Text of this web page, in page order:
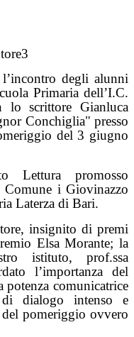
l’incontro degli alunni
Primaria dell’I.C.
lo scrittore Gianluca
Conchiglia" presso
del 3 giugno
Lettura promosso
Comune i Giovinazzo
Laterza di Bari.
insignito di premi
Elsa Morante; la
istituto, prof.ssa
l’importanza del
potenza comunicatrice
dialogo intenso e
pomeriggio ovvero